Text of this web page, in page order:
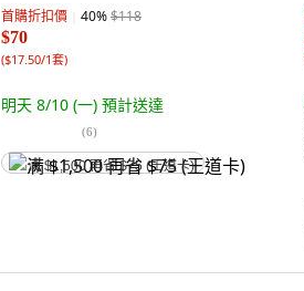
首購折扣價 40%$118
$70
($17.50/1套)
明天 8/10 (一) 預計送達
(6)
满 $1,500 再省 $75 (王道卡)